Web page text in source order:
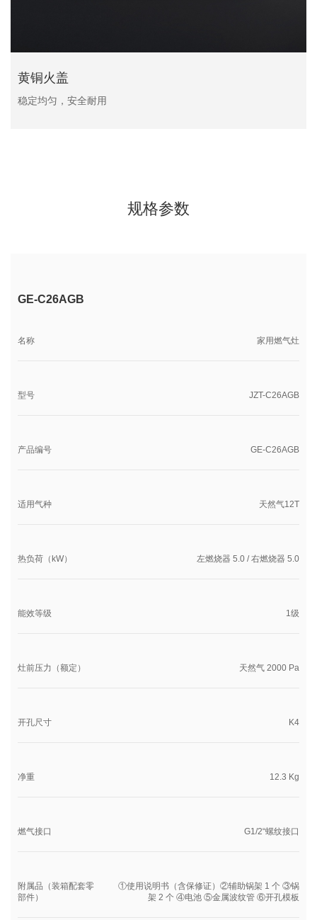
黄铜火盖
稳定均匀，安全耐用
规格参数
GE-C26AGB
名称 家用燃气灶
型号 JZT-C26AGB
产品编号 GE-C26AGB
适用气种 天然气12T
热负荷（kW） 左燃烧器 5.0 / 右燃烧器 5.0
能效等级 1级
灶前压力（额定） 天然气 2000 Pa
开孔尺寸 K4
净重 12.3 Kg
燃气接口 G1/2“螺纹接口
附属品（装箱配套零
部件）
①使用说明书（含保修证）②辅助锅架 1 个 ③锅
架 2 个 ④电池 ⑤金属波纹管 ⑥开孔模板